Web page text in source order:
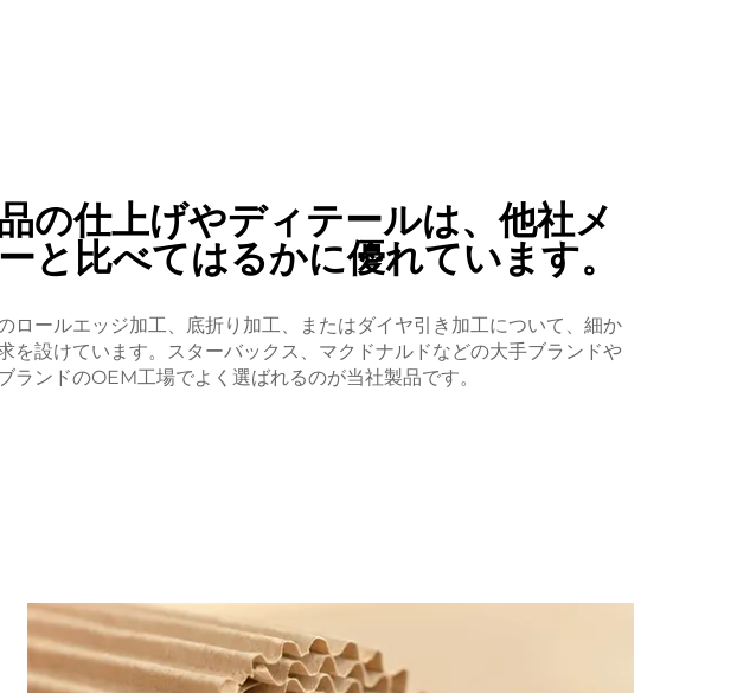
の仕上げやディテールは、他社メ
と比べてはるかに優れています。
ロールエッジ加工、底折り加工、またはダイヤ引き加工について、細か
を設けています。スターバックス、マクドナルドなどの大手ブランドや
ランドのOEM工場でよく選ばれるのが当社製品です。